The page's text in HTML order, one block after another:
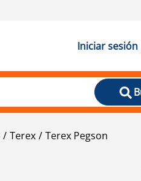
Iniciar
Terex Terex Pegson